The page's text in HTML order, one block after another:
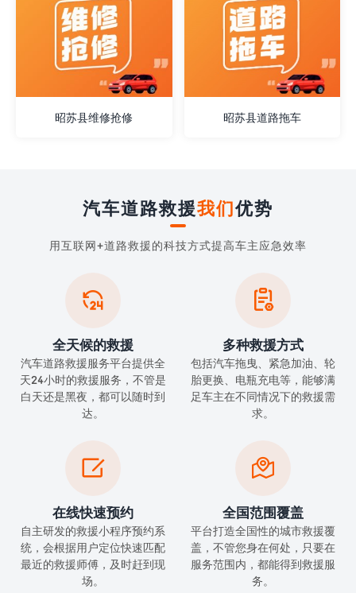
昭苏县维修抢修 昭苏县道路拖车
汽车道路救援我们优势
用互联网+道路救援的科技方式提高车主应急效率

全天候的救援
汽车道路救援服务平台提供全
天24小时的救援服务，不管是
白天还是黑夜，都可以随时到
达。

多种救援方式
包括汽车拖曳、紧急加油、轮
胎更换、电瓶充电等，能够满
足车主在不同情况下的救援需
求。

在线快速预约
自主研发的救援小程序预约系
统，会根据用户定位快速匹配
最近的救援师傅，及时赶到现
场。

全国范围覆盖
平台打造全国性的城市救援覆
盖，不管您身在何处，只要在
服务范围内，都能得到救援服
务。